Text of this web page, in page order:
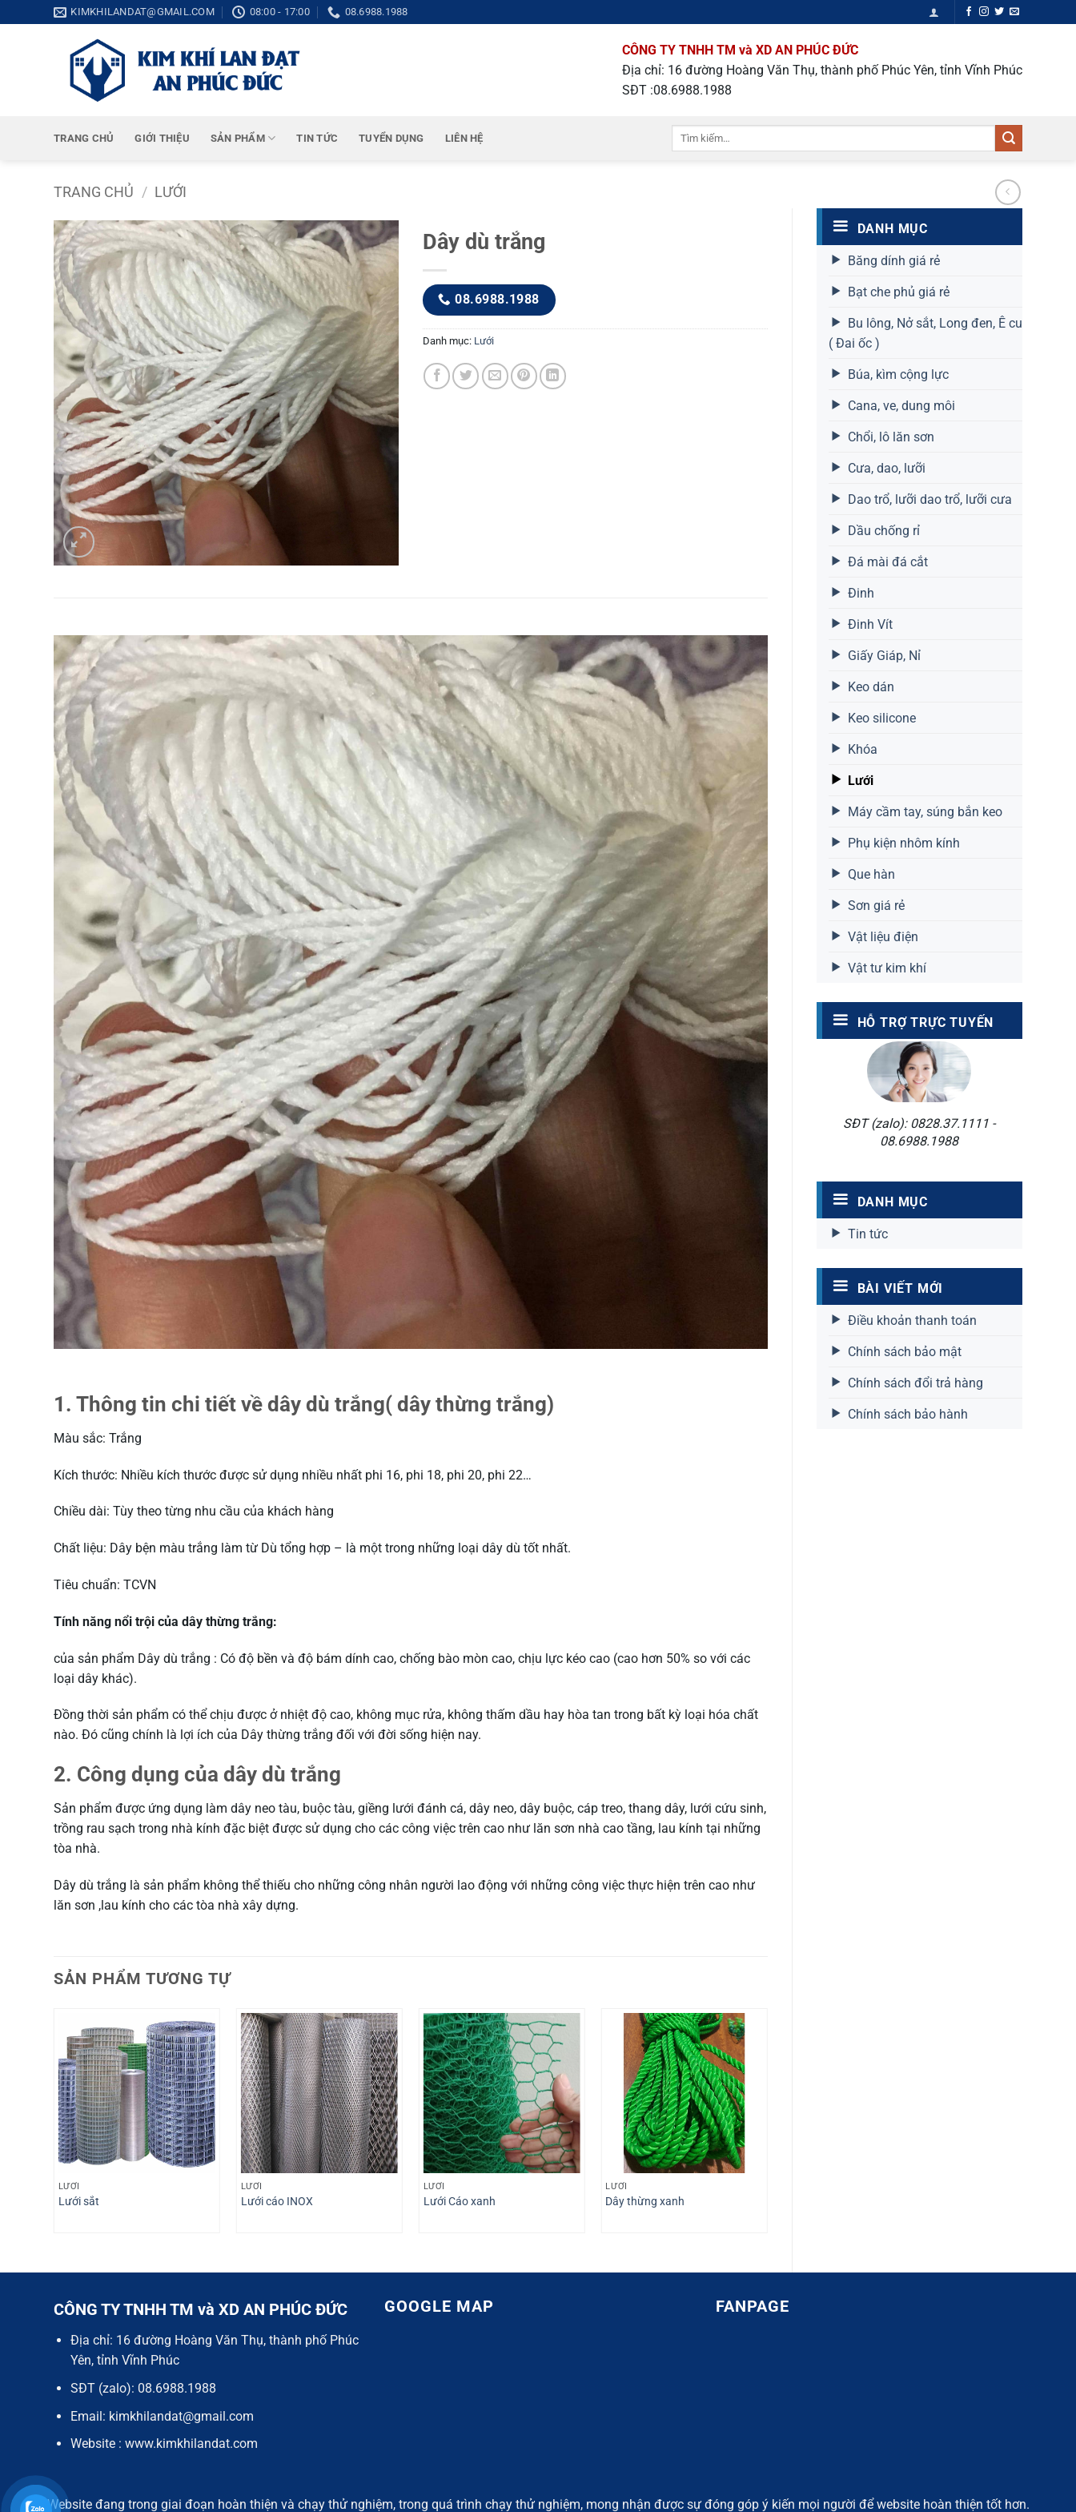
qua
KIMKHILANDAT@GMAIL.COM 08:00 - 17:00 08.6988.1988
CÔNG TY TNHH TM và XD AN PHÚC ĐỨC
Địa chỉ: 16 đường Hoàng Văn Thụ, thành phố Phúc Yên, tỉnh Vĩnh Phúc
SĐT :08.6988.1988
TRANG CHỦ GIỚI THIỆU SẢN PHẨM TIN TỨC TUYỂN DỤNG LIÊN HỆ
Tìm
TRANG CHỦ / LƯỚI
DANH MỤC
Băng dính giá rẻ
Bạt che phủ giá rẻ
Bu lông, Nở sắt, Long đen, Ê cu
( Đai ốc )
Búa, kìm cộng lực
Cana, ve, dung môi
Chổi, lô lăn sơn
Cưa, dao, lưỡi
Dao trổ, lưỡi dao trổ, lưỡi cưa
Dầu chống rỉ
Đá mài đá cắt
Đinh
Đinh Vít
Giấy Giáp, Nỉ
Keo dán
Keo silicone
Khóa
Lưới
Máy cầm tay, súng bắn keo
Phụ kiện nhôm kính
Que hàn
Sơn giá rẻ
Vật liệu điện
Vật tư kim khí
HỖ TRỢ TRỰC TUYẾN
SĐT (zalo): 0828.37.1111 -
08.6988.1988
DANH MỤC
Tin tức
BÀI VIẾT MỚI
Điều khoản thanh toán
Chính sách bảo mật
Chính sách đổi trả hàng
Chính sách bảo hành
Dây dù trắng
08.6988.1988
Danh mục: Lưới
1. Thông tin chi tiết về dây dù trắng( dây thừng trắng)
Màu sắc: Trắng
Kích thước: Nhiều kích thước được sử dụng nhiều nhất phi 16, phi 18, phi 20, phi 22…
Chiều dài: Tùy theo từng nhu cầu của khách hàng
Chất liệu: Dây bện màu trắng làm từ Dù tổng hợp – là một trong những loại dây dù tốt nhất.
Tiêu chuẩn: TCVN
Tính năng nổi trội của dây thừng trắng:
của sản phẩm Dây dù trắng : Có độ bền và độ bám dính cao, chống bào mòn cao, chịu lực kéo cao (cao hơn 50% so với các
loại dây khác).
Đồng thời sản phẩm có thể chịu được ở nhiệt độ cao, không mục rửa, không thấm dầu hay hòa tan trong bất kỳ loại hóa chất
nào. Đó cũng chính là lợi ích của Dây thừng trắng đối với đời sống hiện nay.
2. Công dụng của dây dù trắng
Sản phẩm được ứng dụng làm dây neo tàu, buộc tàu, giềng lưới đánh cá, dây neo, dây buộc, cáp treo, thang dây, lưới cứu sinh,
trồng rau sạch trong nhà kính đặc biệt được sử dụng cho các công việc trên cao như lăn sơn nhà cao tầng, lau kính tại những
tòa nhà.
Dây dù trắng là sản phẩm không thể thiếu cho những công nhân người lao động với những công việc thực hiện trên cao như
lăn sơn ,lau kính cho các tòa nhà xây dựng.
SẢN PHẨM TƯƠNG TỰ
LƯỚI
Lưới sắt
LƯỚI
Lưới cáo INOX
LƯỚI
Lưới Cáo xanh
LƯỚI
Dây thừng xanh
CÔNG TY TNHH TM và XD AN PHÚC ĐỨC
Địa chỉ: 16 đường Hoàng Văn Thụ, thành phố Phúc
Yên, tỉnh Vĩnh Phúc
SĐT (zalo): 08.6988.1988
Email: kimkhilandat@gmail.com
Website : www.kimkhilandat.com
GOOGLE MAP FANPAGE
Website đang trong giai đoạn hoàn thiện và chạy thử nghiệm, trong quá trình chạy thử nghiệm, mong nhận được sự đóng góp ý kiến mọi người để website hoàn thiện tốt hơn.